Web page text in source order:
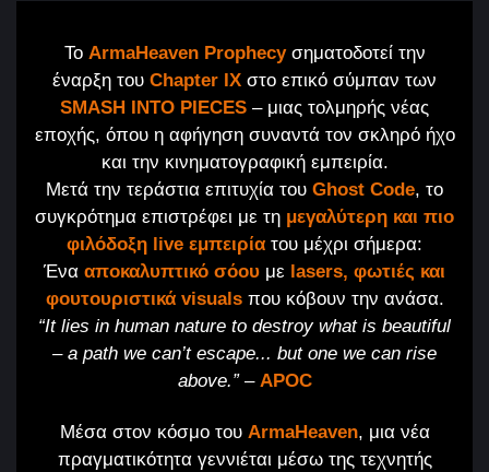
Το ArmaHeaven Prophecyσηματοδοτεί την
έναρξη του Chapter IX στο επικό σύμπαν των
SMASH INTO PIECES – μιας τολμηρής νέας
εποχής, όπου η αφήγηση συναντά τον σκληρό ήχο
και την κινηματογραφική εμπειρία.
Μετά την τεράστια επιτυχία του Ghost Code, το
συγκρότημα επιστρέφει με τη μεγαλύτερη και πιο
φιλόδοξη live εμπειρία του μέχρι σήμερα:
Ένα αποκαλυπτικό σόου με lasers, φωτιές και
φουτουριστικά visualsπου κόβουν την ανάσα.
“It lies in human nature to destroy what is beautiful
– a path we can’t escape... but one we can rise
above.” – APOC
Μέσα στον κόσμο του ArmaHeaven, μια νέα
πραγματικότητα γεννιέται μέσω της τεχνητής